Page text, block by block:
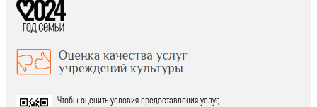
Чтобы оценить условия предоставления услуг,